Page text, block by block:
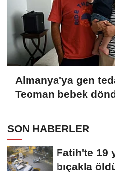
Almanya'ya gen
Teoman bebek
SON HABERLER
Fatih'te 19
bıçakla